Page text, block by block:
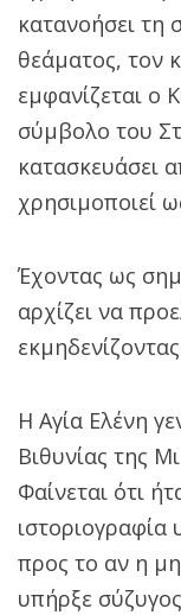
κατανοήσει τη
θεάματος, τον
εμφανίζεται ο
σύμβολο του
κατασκευάσει
χρησιμοποιεί
Έχοντας ως
αρχίζει να
Η Αγία Ελένη
Βιθυνίας της
Φαίνεται ότι
ιστοριογραφία
προς το αν η
υπήρξε